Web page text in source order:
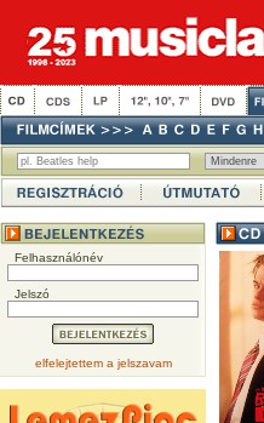
Felhasználónév
Jelszó
elfelejtettem a jelszavam